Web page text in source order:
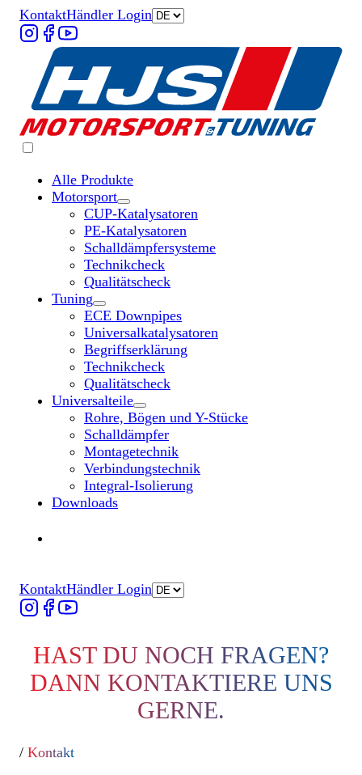
KontaktHändler Login
Alle Produkte
Motorsport
Untermenü „Motorsport“ öffnen
CUP-Katalysatoren
PE-Katalysatoren
Schalldämpfersysteme
Technikcheck
Qualitätscheck
Tuning
Untermenü „Tuning“ öffnen
ECE Downpipes
Universalkatalysatoren
Begriffserklärung
Technikcheck
Qualitätscheck
Universalteile
Untermenü „Universalteile“ öffnen
Rohre, Bögen und Y-Stücke
Schalldämpfer
Montagetechnik
Verbindungstechnik
Integral-Isolierung
Downloads
KontaktHändler Login
HAST DU NOCH FRAGEN?
DANN KONTAKTIERE UNS
GERNE.
/ Kontakt